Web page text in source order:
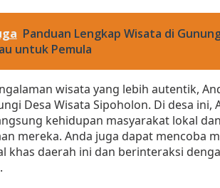
Panduan Lengkap Wisata di
untuk Pemula
wisata yang lebih autentik,
Desa Wisata Sipoholon. Di desa ini,
kehidupan masyarakat lokal
mereka. Anda juga dapat mencoba
khas daerah ini dan berinteraksi